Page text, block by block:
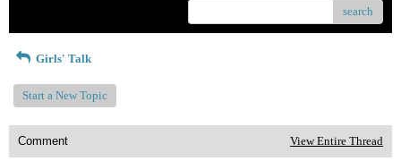
search
Girls' Talk
Start a New Topic
Comment View Entire Thread